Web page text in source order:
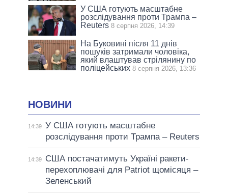
У США готують масштабне
розслідування проти Трампа –
Reuters 8 серпня 2026, 14:39
На Буковині після 11 днів
пошуків затримали чоловіка,
який влаштував стрілянину по
поліцейських 8 серпня 2026, 13:36
НОВИНИ
14:39 У США готують масштабне
розслідування проти Трампа – Reuters
14:39
США постачатимуть Україні ракети-
перехоплювачі для Patriot щомісяця –
Зеленський